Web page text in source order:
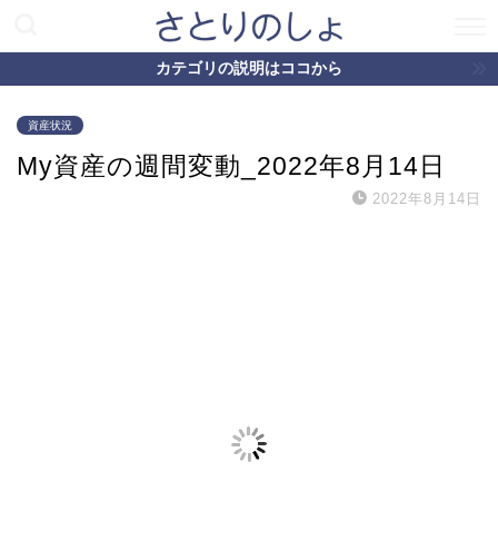
カテゴリの説明はココから
資産状況
My資産の週間変動_2022年8月14日
2022年8月14日